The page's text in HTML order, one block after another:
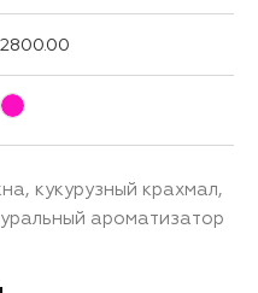
2800.00
кукурузный крахмал,
ароматизатор